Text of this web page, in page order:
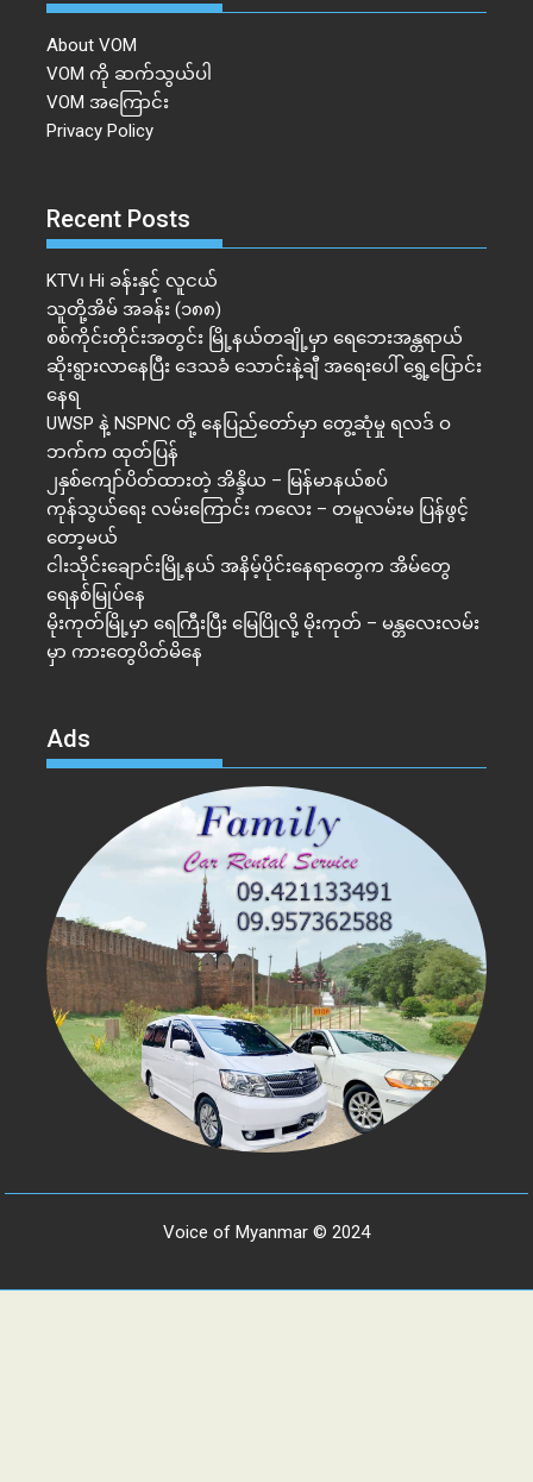
About VOM
VOM ကို ဆက်သွယ်ပါ
VOM အကြောင်း
Privacy Policy
Recent Posts
KTV၊ Hi ခန်းနှင့် လူငယ်
သူတို့အိမ် အခန်း (၁၈၈)
စစ်ကိုင်းတိုင်းအတွင်း မြို့နယ်တချို့မှာ ရေဘေးအန္တရာယ်
ဆိုးရွားလာနေပြီး ဒေသခံ သောင်းနဲ့ချီ အရေးပေါ် ရွှေ့ပြောင်း
နေရ
UWSP နဲ့ NSPNC တို့ နေပြည်တော်မှာ တွေ့ဆုံမှု ရလဒ် ဝ
ဘက်က ထုတ်ပြန်
၂နှစ်​ကျော်ပိတ်ထားတဲ့ အိန္ဒိယ – မြန်မာနယ်စပ်
ကုန်သွယ်ရေး လမ်းကြောင်း ကလေး – တမူလမ်းမ ပြန်ဖွင့်
တော့မယ်
ငါးသိုင်းချောင်းမြို့နယ် အနိမ့်ပိုင်းနေရာတွေက အိမ်​တွေ
ရေနစ်မြုပ်နေ
မိုးကုတ်မြို့မှာ ရေကြီးပြီး မြေပြိုလို့ မိုးကုတ် – မန္တလေးလမ်း
မှာ ကားတွေပိတ်မိနေ
Ads
Voice of Myanmar © 2024